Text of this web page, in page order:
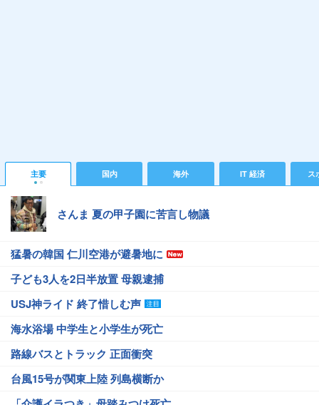
主要 国内 海外 IT 経済 ス
さんま 夏の甲子園に苦言し物議
猛暑の韓国 仁川空港が避暑地に
子ども3人を2日半放置 母親逮捕
USJ神ライド 終了惜しむ声
海水浴場 中学生と小学生が死亡
路線バスとトラック 正面衝突
台風15号が関東上陸 列島横断か